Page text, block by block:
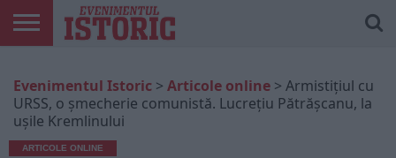
ONLINE
EDIȚII
TIPĂRITE
ISTORIC
PLAY
CONTUL
MEU
Evenimentul Istoric > Articole online > Armistiţiul cu
URSS, o șmecherie comunistă. Lucrețiu Pătrășcanu, la
ușile Kremlinului
ARTICOLE ONLINE